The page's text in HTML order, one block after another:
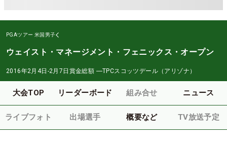
PGAツアー 米国男子
ウェイスト・マネージメント・フェニックス・オープン
2016年2月4日-2月7日 賞金総額 ―TPCスコッツデール（アリゾナ）
大会TOP リーダーボード 組み合せ ニュース
ライブフォト 出場選手 概要など TV放送予定